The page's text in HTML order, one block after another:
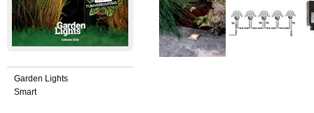
Garden Lights
Smart